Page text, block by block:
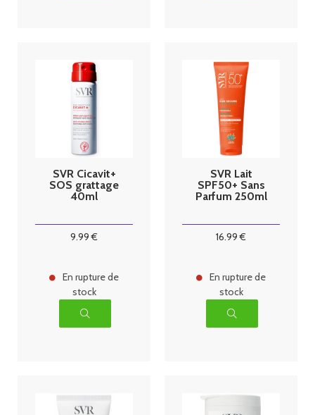
SVR Cicavit+
SOS grattage
40ml
9.99 €
En rupture de
stock
SVR Lait
SPF50+ Sans
Parfum 250ml
16.99 €
En rupture de
stock